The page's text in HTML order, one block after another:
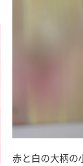
赤と白の大柄の